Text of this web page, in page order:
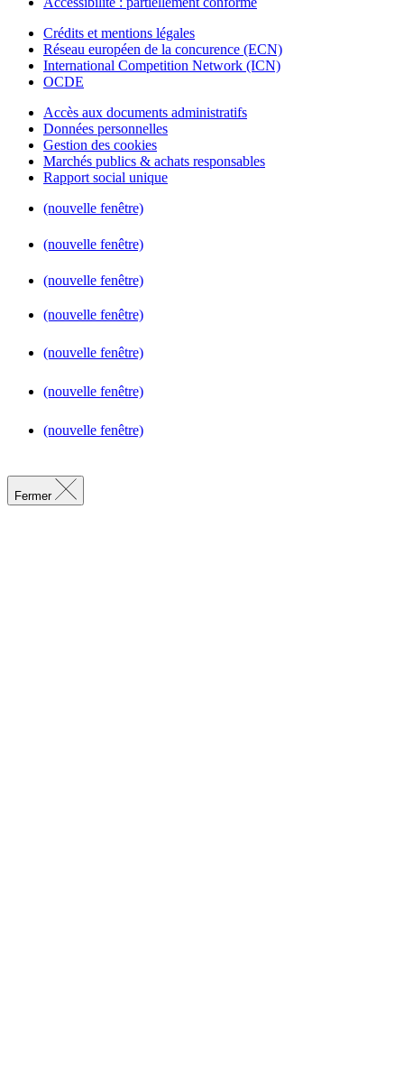
Crédits et mentions légales
Réseau européen de la concurence (ECN)
International Competition Network (ICN)
OCDE
Accès aux documents administratifs
Données personnelles
Gestion des cookies
Marchés publics & achats responsables
Rapport social unique
(nouvelle fenêtre)
(nouvelle fenêtre)
(nouvelle fenêtre)
(nouvelle fenêtre)
(nouvelle fenêtre)
(nouvelle fenêtre)
(nouvelle fenêtre)
Fermer